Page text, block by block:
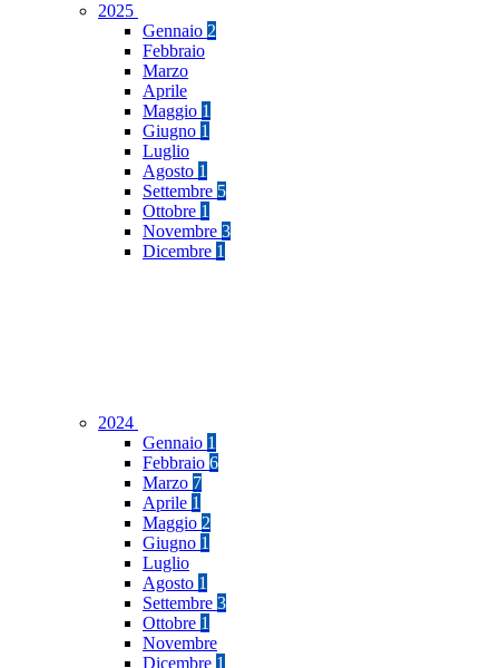
2025
Gennaio 2
Febbraio
Marzo
Aprile
Maggio 1
Giugno 1
Luglio
Agosto 1
Settembre 5
Ottobre 1
Novembre 3
Dicembre 1
2024
Gennaio 1
Febbraio 6
Marzo 7
Aprile 1
Maggio 2
Giugno 1
Luglio
Agosto 1
Settembre 3
Ottobre 1
Novembre
Dicembre 1